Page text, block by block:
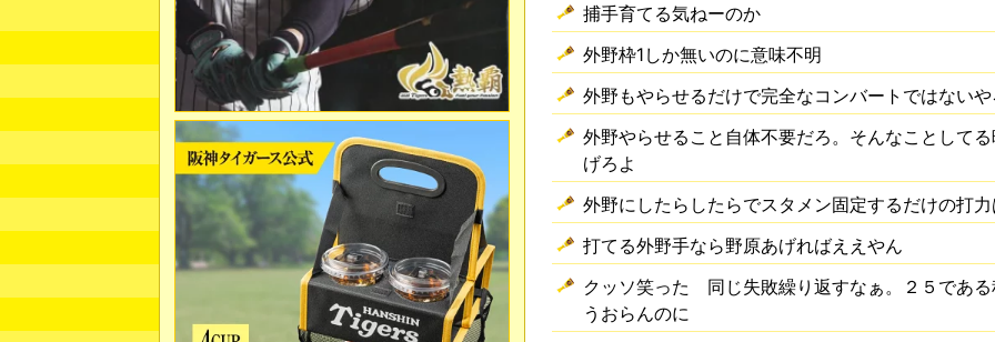
捕手育てる気ねーのか
外野枠1しか無いのに意味不明
外野もやらせるだけで完全なコンバートではない
外野やらせること自体不要だろ。そんなことして
げろよ
外野にしたらしたらでスタメン固定するだけの打
打てる外野手なら野原あげればええやん
クッソ笑った 同じ失敗繰り返すなぁ。２５であ
うおらんのに